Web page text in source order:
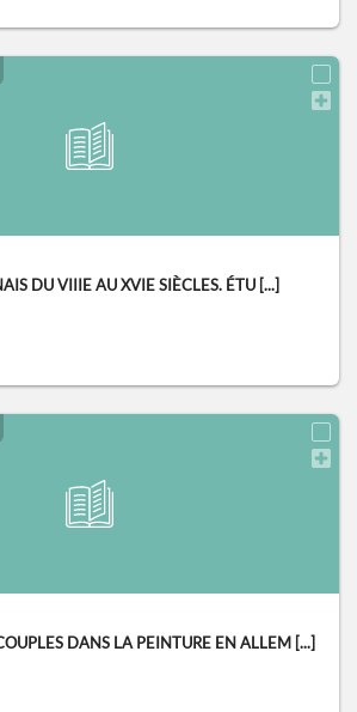
DU VIIIE AU XVIE SIÈCLES. ÉTU [...]
DANS LA PEINTURE EN ALLEM [...]